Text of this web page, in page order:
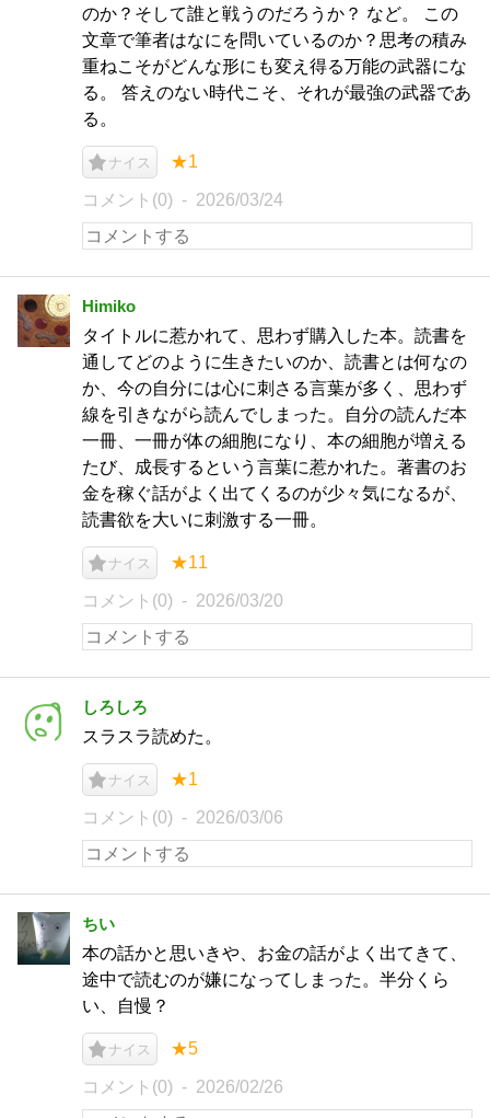
のか？そして誰と戦うのだろうか？ など。 この
文章で筆者はなにを問いているのか？思考の積み
重ねこそがどんな形にも変え得る万能の武器にな
る。 答えのない時代こそ、それが最強の武器であ
る。
ナイス ★1
コメント(0) 2026/03/24
Himiko
タイトルに惹かれて、思わず購入した本。読書を
通してどのように生きたいのか、読書とは何なの
か、今の自分には心に刺さる言葉が多く、思わず
線を引きながら読んでしまった。自分の読んだ本
一冊、一冊が体の細胞になり、本の細胞が増える
たび、成長するという言葉に惹かれた。著書のお
金を稼ぐ話がよく出てくるのが少々気になるが、
読書欲を大いに刺激する一冊。
ナイス ★11
コメント(0) 2026/03/20
しろしろ
スラスラ読めた。
ナイス ★1
コメント(0) 2026/03/06
ちい
本の話かと思いきや、お金の話がよく出てきて、
途中で読むのが嫌になってしまった。半分くら
い、自慢？
ナイス ★5
コメント(0) 2026/02/26